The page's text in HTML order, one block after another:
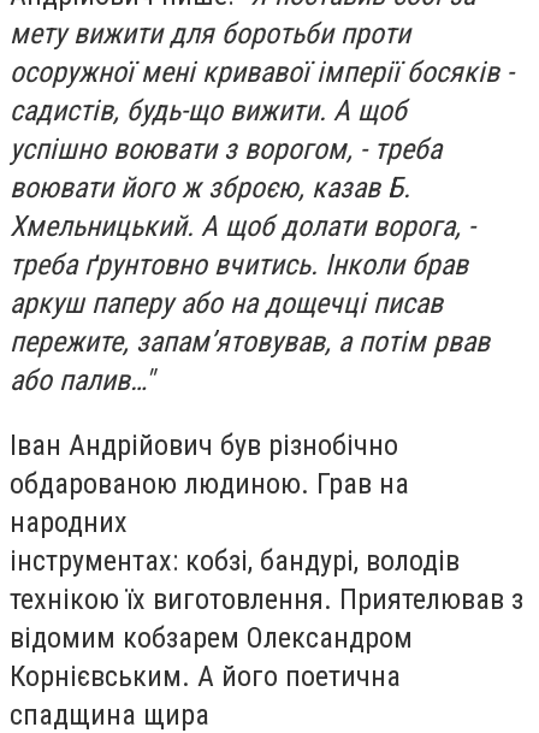
мету вижити для боротьби проти
осоружної мені кривавої імперії босяків -
садистів, будь-що вижити. А щоб
успішно воювати з ворогом, - треба
воювати його ж зброєю, казав Б.
Хмельницький. А щоб долати ворога, -
треба ґрунтовно вчитись. Інколи брав
аркуш паперу або на дощечці писав
пережите, запам’ятовував, а потім рвав
або палив…"
Іван Андрійович був різнобічно
обдарованою людиною. Грав на
народних
інструментах: кобзі, бандурі, володів
технікою їх виготовлення. Приятелював з
відомим кобзарем Олександром
Корнієвським. А його поетична
спадщина щира